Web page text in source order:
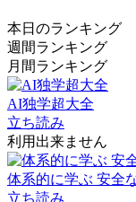
本日のランキング
週間ランキング
月間ランキング
AI独学超大全
立ち読み
利用出来ません
体系的に学ぶ 安全
立ち読み